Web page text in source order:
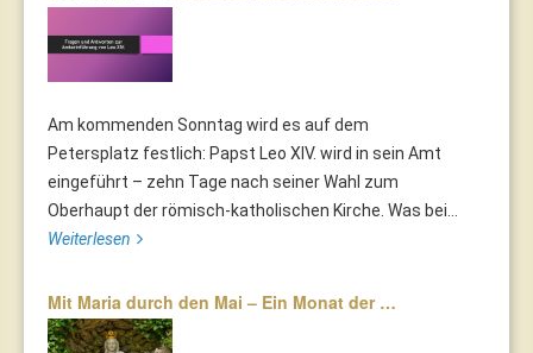
Am kommenden Sonntag wird es auf dem
Petersplatz festlich: Papst Leo XIV. wird in sein Amt
eingeführt – zehn Tage nach seiner Wahl zum
Oberhaupt der römisch-katholischen Kirche. Was bei...
Weiterlesen
Mit Maria durch den Mai – Ein Monat der …